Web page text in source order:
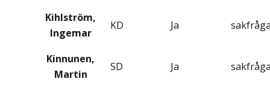
Kihlström,
Ingemar
KD Ja
Kinnunen,
Martin
SD Ja